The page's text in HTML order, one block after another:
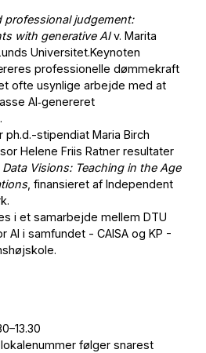
professional judgement:
with generative AIv. Marita
Universitet.Keynoten
professionelle dømmekraft
ofte usynlige arbejde med at
AI‑genereret
stipendiat Maria Birch
Helene Friis Ratner resultater
Data Visions: Teaching in the Age
, finansieret af Independent
i et samarbejde mellem DTU
AI i samfundet - CAISA og KP -
følger snarest